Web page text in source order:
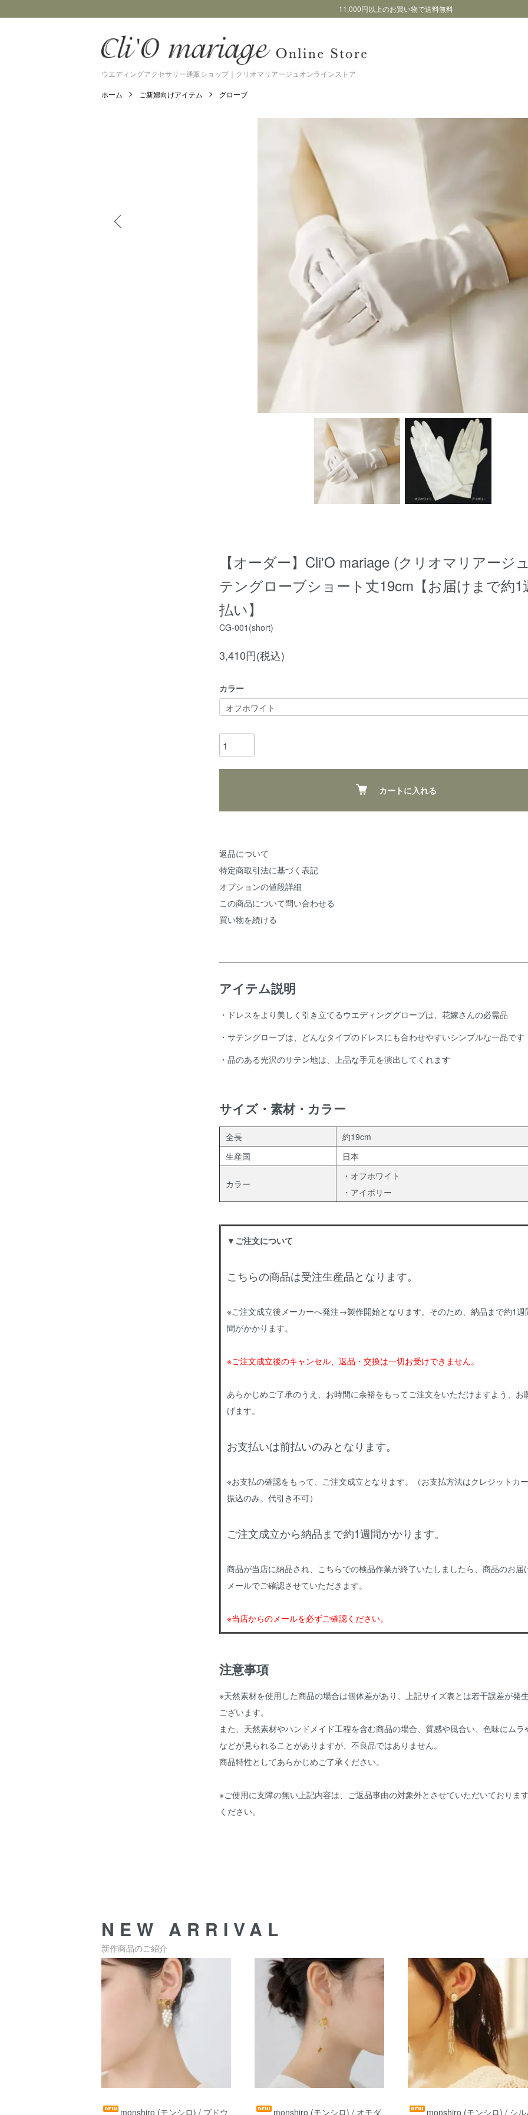
11,000円以上のお買い物で送料無料
ウエディングアクセサリー通販ショップ｜クリオマリアージュオンラインストア
ホーム ご新婦向けアイテム グローブ
【オーダー】Cli'O mariage (クリオマリアージ
テングローブショート丈19cm【お届けまで約1
払い】
CG-001(short)
3,410円(税込)
カラー
カートに入れる
返品について
特定商取引法に基づく表記
オプションの値段詳細
この商品について問い合わせる
買い物を続ける
アイテム説明
・ドレスをより美しく引き立てるウエディンググローブは、花嫁さんの必需品
・サテングローブは、どんなタイプのドレスにも合わせやすいシンプルな一品です
・品のある光沢のサテン地は、上品な手元を演出してくれます
サイズ・素材・カラー
全長
約19cm
生産国
日本
カラー
・オフホワイト
・アイボリー
▼ご注文について
こちらの商品は受注生産品となります。
※ご注文成立後メーカーへ発注→製作開始となります。そのため、納品まで約1週
間がかかります。
※ご注文成立後のキャンセル、返品・交換は一切お受けできません。
あらかじめご了承のうえ、お時間に余裕をもってご注文をいただけますよう、お
げます。
お支払いは前払いのみとなります。
※お支払の確認をもって、ご注文成立となります。（お支払方法はクレジットカ
振込のみ。代引き不可）
ご注文成立から納品まで約1週間かかります。
商品が当店に納品され、こちらでの検品作業が終了いたしましたら、商品のお届
メールでご確認させていただきます。
※当店からのメールを必ずご確認ください。
注意事項
※天然素材を使用した商品の場合は個体差があり、上記サイズ表とは若干誤差が発
ございます。
また、天然素材やハンドメイド工程を含む商品の場合、質感や風合い、色味にムラ
などが見られることがありますが、不良品ではありません。
商品特性としてあらかじめご了承ください。
※ご使用に支障の無い上記内容は、ご返品事由の対象外とさせていただいておりま
ください。
NEW ARRIVAL
新作商品のご紹介
monshiro (モンシロ) / ブドウ monshiro (モンシロ) / オモダ monshiro (モンシロ) / シ